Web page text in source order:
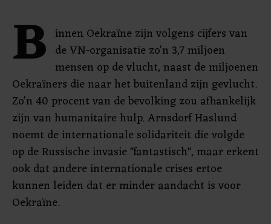
B innen Oekraïne zijn volgens cijfers van
de VN-organisatie zo'n 3,7 miljoen
mensen op de vlucht, naast de miljoenen
Oekraïners die naar het buitenland zijn gevlucht.
Zo'n 40 procent van de bevolking zou afhankelijk
zijn van humanitaire hulp. Arnsdorf Haslund
noemt de internationale solidariteit die volgde
op de Russische invasie "fantastisch", maar erkent
ook dat andere internationale crises ertoe
kunnen leiden dat er minder aandacht is voor
Oekraïne.